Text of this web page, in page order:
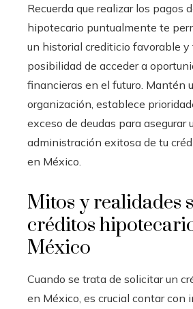
Recuerda que realizar los pagos
hipotecario puntualmente te
un historial crediticio favorable y
posibilidad de acceder a
financieras en el futuro. Mantén
organización, establece
exceso de deudas para asegurar
administración exitosa de tu
en México.
Mitos y realidades
créditos
México
Cuando se trata de solicitar un
en México, es crucial contar con